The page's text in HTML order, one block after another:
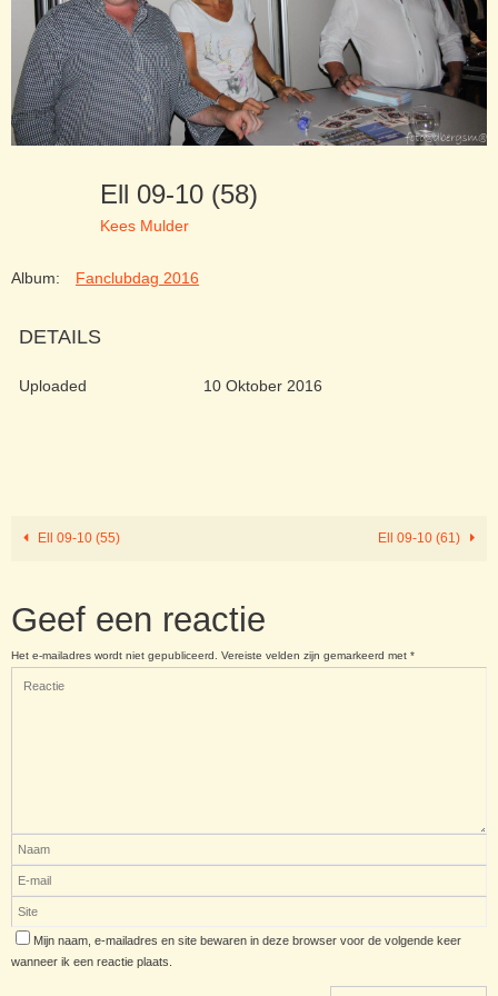
Ell 09-10 (58)
Kees Mulder
Album: Fanclubdag 2016
DETAILS
Uploaded 10 Oktober 2016
Ell 09-10 (55) Ell 09-10 (61)
Geef een reactie
Het e-mailadres wordt niet gepubliceerd. Vereiste velden zijn gemarkeerd met *
Mijn naam, e-mailadres en site bewaren in deze browser voor de volgende keer
wanneer ik een reactie plaats.